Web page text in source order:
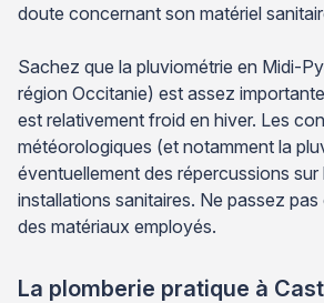
doute concernant son matériel
Sachez que la pluviométrie en Midi-
région Occitanie) est assez
est relativement froid en hiver. Les
météorologiques (et notamment la
éventuellement des répercussions
installations sanitaires. Ne passez
des matériaux employés.
La plomberie pratique à